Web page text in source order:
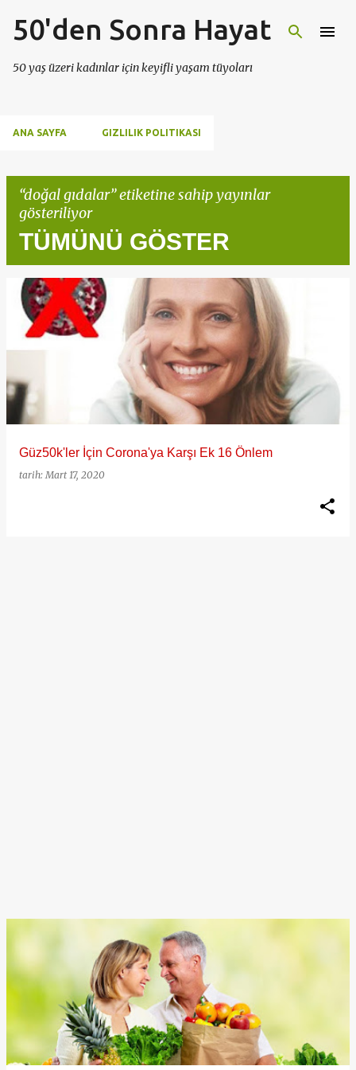
Ana içeriğe atla
50'den Sonra Hayat
50 yaş üzeri kadınlar için keyifli yaşam tüyoları
ANA SAYFA GIZLILIK POLITIKASI
doğal gıdalar etiketine sahip yayınlar
gösteriliyor
TÜMÜNÜ GÖSTER
y
t
Güz50k'ler İçin Corona'ya Karşı Ek 16 Önlem
tarih:Mart 17, 2020